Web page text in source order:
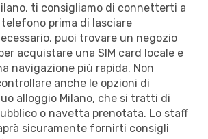
ti consigliamo di connetterti a
prima di lasciare
puoi trovare un negozio
acquistare una SIM card locale e
navigazione più rapida. Non
anche le opzioni di
alloggio Milano, che si tratti di
o navetta prenotata. Lo staff
sicuramente fornirti consigli